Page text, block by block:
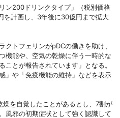
ン200ドリンクタイプ」（税別価格
を計画し、3年後に30億円まで拡大
トフェリンがpDCの働きを助け、
機能や、空気の乾燥に伴う一時的な
とが報告されています」となる。
」や「免疫機能の維持」などを表示
を自覚したことがあるとし、7割が
風邪の初期症状として強く認識して